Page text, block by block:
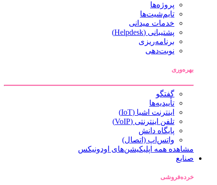
پروژه‌ها
تایم‌شیت‌ها
خدمات میدانی
پشتیبانی (Helpdesk)
برنامه‌ریزی
نوبت‌دهی
بهره‌وری
گفتگو
تأییدیه‌ها
اینترنت اشیا (IoT)
تلفن اینترنتی (VoIP)
پایگاه دانش
واتس‌اپ (اتصال)
مشاهده همه اپلیکیشن‌های اودونیکس
صنایع
خرده‌فروشی